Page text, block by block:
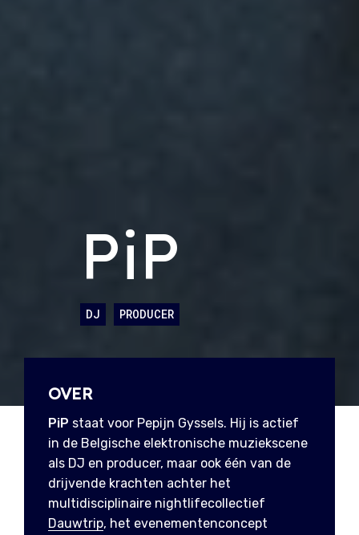
PiP
DJ PRODUCER
OVER
PiP staat voor Pepijn Gyssels. Hij is actief
in de Belgische elektronische muziekscene
als DJ en producer, maar ook één van de
drijvende krachten achter het
multidisciplinaire nightlifecollectief
Dauwtrip, het evenementenconcept